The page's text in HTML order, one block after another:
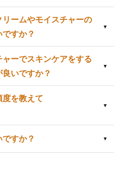
ームやモイスチャーの
すか？
ーでスキンケアをする
いですか？
を教えて
すか？